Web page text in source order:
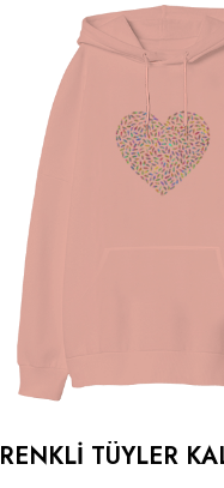
RENKLI TÜYLER